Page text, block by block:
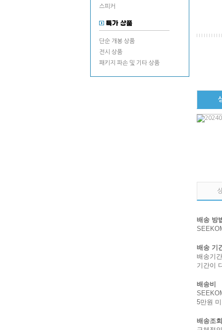
스피커
단순 개봉 상품
전시 상품
패키지 파손 및 기타 상품
배송 방
배송 기
배송기
기간이
배송비
5만원
배송조